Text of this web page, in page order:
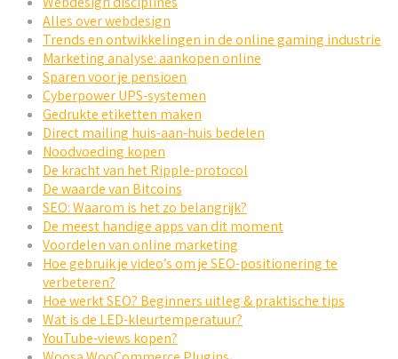
Alles over webdesign
Trends en ontwikkelingen in de online gaming industrie
Marketing analyse: aankopen online
Sparen voor je pensioen
Cyberpower UPS-systemen
Gedrukte etiketten maken
Direct mailing huis-aan-huis bedelen
Noodvoeding kopen
De kracht van het Ripple-protocol
De waarde van Bitcoins
SEO: Waarom is het zo belangrijk?
De meest handige apps van dit moment
Voordelen van online marketing
Hoe gebruik je video’s om je SEO-positionering te
verbeteren?
Hoe werkt SEO? Beginners uitleg & praktische tips
Wat is de LED-kleurtemperatuur?
YouTube-views kopen?